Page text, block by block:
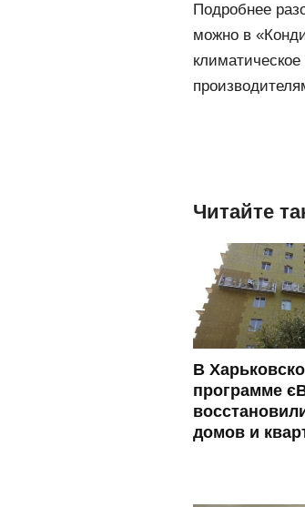
Подробнее
можно в
Читайте
В
программе
домов и